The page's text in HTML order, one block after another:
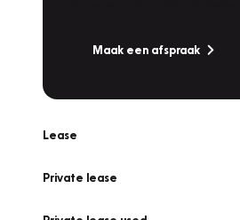
Maak een afspraak
Lease
Private lease